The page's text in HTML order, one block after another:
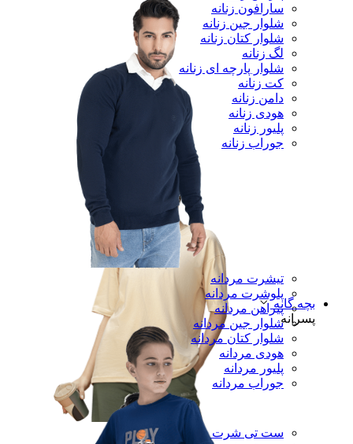
سارافون زنانه
شلوار جین زنانه
شلوار کتان زنانه
لگ زنانه
شلوار پارچه ای زنانه
کت زنانه
دامن زنانه
هودی زنانه
پلیور زنانه
جوراب زنانه
ست تی شرت و شلوار زنانه
تیشرت مردانه
پلوشرت مردانه
پیراهن مردانه
شلوار جین مردانه
شلوار کتان مردانه
هودی مردانه
پلیور مردانه
جوراب مردانه
بچه گانه
پسرانه